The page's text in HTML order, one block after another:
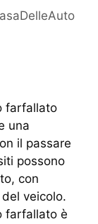
farfallato
una
il passare
possono
con
veicolo.
farfallato è